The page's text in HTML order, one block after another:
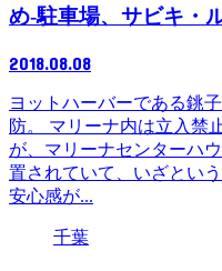
め-駐車場、サビキ・
2018.08.08
ヨットハーバーである銚
防。 マリーナ内は立入禁
が、マリーナセンターハ
置されていて、いざとい
安心感が...
千葉